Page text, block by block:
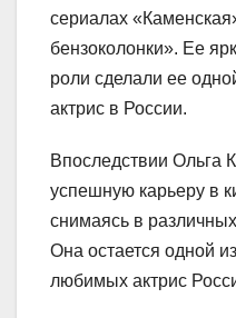
сериалах
бензоколонки». Ее
роли сделали ее
актрис в России.
Впоследствии Ольга
успешную карьеру в
снимаясь в
Она остается одной
любимых актрис